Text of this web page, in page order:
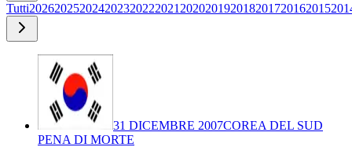
Tutti202620252024202320222021 202020192018201720162015
31 DICEMBRE 2007COREA DEL SUD
PENA DI MORTE